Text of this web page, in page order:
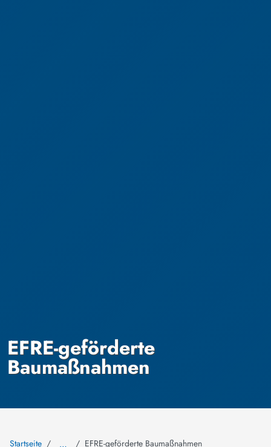
EFRE-geförderte
Baumaßnahmen
Startseite … EFRE-geförderte Baumaßnahmen